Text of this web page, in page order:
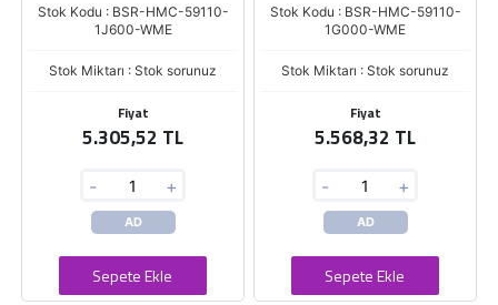
Stok Kodu : BSR-HMC-59110-
1J600-WME
Stok Miktarı : Stok sorunuz
Fiyat
5.305,52 TL
- +
AD
Sepete Ekle
Stok Kodu : BSR-HMC-59110-
1G000-WME
Stok Miktarı : Stok sorunuz
Fiyat
5.568,32 TL
- +
AD
Sepete Ekle